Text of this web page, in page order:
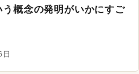
概念の発明がいかにすご